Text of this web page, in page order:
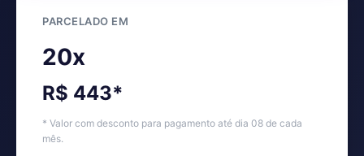
PARCELADO EM
20x
R$ 443*
* Valor com desconto para pagamento até dia 08 de cada
mês.